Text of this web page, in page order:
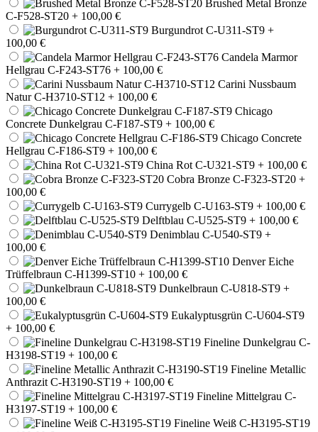
Brushed Metal Bronze
C-F528-ST20 + 100,00 €
Burgundrot C-U311-ST9 +
100,00 €
Candela Marmor
Hellgrau C-F243-ST76 + 100,00 €
Carini Nussbaum
Natur C-H3710-ST12 + 100,00 €
Chicago
Concrete Dunkelgrau C-F187-ST9 + 100,00 €
Chicago Concrete
Hellgrau C-F186-ST9 + 100,00 €
China Rot C-U321-ST9 + 100,00 €
Cobra Bronze C-F323-ST20 +
100,00 €
Currygelb C-U163-ST9 + 100,00 €
Delftblau C-U525-ST9 + 100,00 €
Denimblau C-U540-ST9 +
100,00 €
Denver Eiche
Trüffelbraun C-H1399-ST10 + 100,00 €
Dunkelbraun C-U818-ST9 +
100,00 €
Eukalyptusgrün C-U604-ST9
+ 100,00 €
Fineline Dunkelgrau C-
H3198-ST19 + 100,00 €
Fineline Metallic
Anthrazit C-H3190-ST19 + 100,00 €
Fineline Mittelgrau C-
H3197-ST19 + 100,00 €
Fineline Weiß C-H3195-ST19